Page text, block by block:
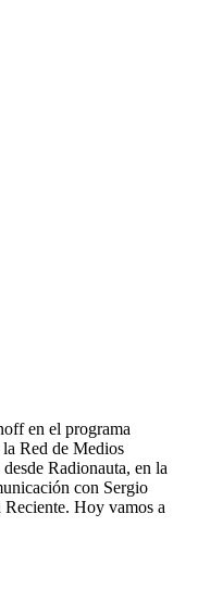
en el programa
Red de Medios
Radionauta, en la
con Sergio
Hoy vamos a